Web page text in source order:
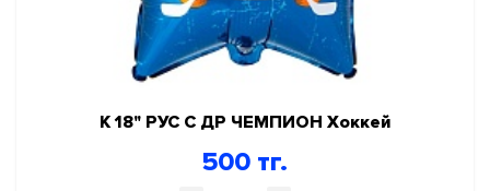
К 18" РУС С ДР ЧЕМПИОН Хоккей
500 тг.